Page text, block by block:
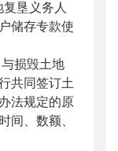
垦义务人
储存专款使
损毁土地
共同签订土
法规定的原
间、数额、